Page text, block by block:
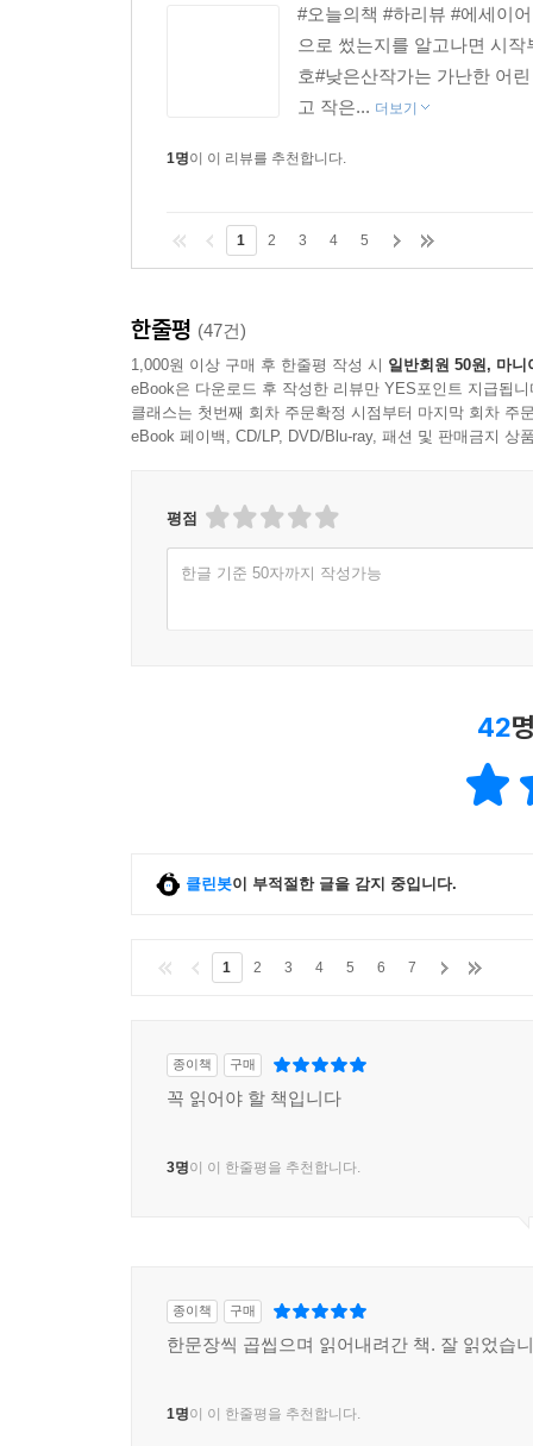
#오늘의책 #하리뷰 #에세이
으로 썼는지를 알고나면 시
호#낮은산작가는 가난한 어
고 작은... 더보기
1명이 이 리뷰를 추천합니다.
1 2 3 4 5
한줄평 (47건)
1,000원 이상 구매 후 한줄평 작성 시 일반회원 50원, 마니
eBook은 다운로드 후 작성한 리뷰만 YES포인트 지급됩니
클래스는 첫번째 회차 주문확정 시점부터 마지막 회차 주
eBook 페이백, CD/LP, DVD/Blu-ray, 패션 및 판매금지 상
평점
한글 기준 50자까지 작성가능
42
클린봇이 부적절한 글을 감지 중입니다.
1 2 3 4 5 6 7
종이책 구매
꼭 읽어야 할 책입니다
3명이 이 한줄평을 추천합니다.
종이책 구매
한문장씩 곱씹으며 읽어내려간 책. 잘 읽었습
1명이 이 한줄평을 추천합니다.